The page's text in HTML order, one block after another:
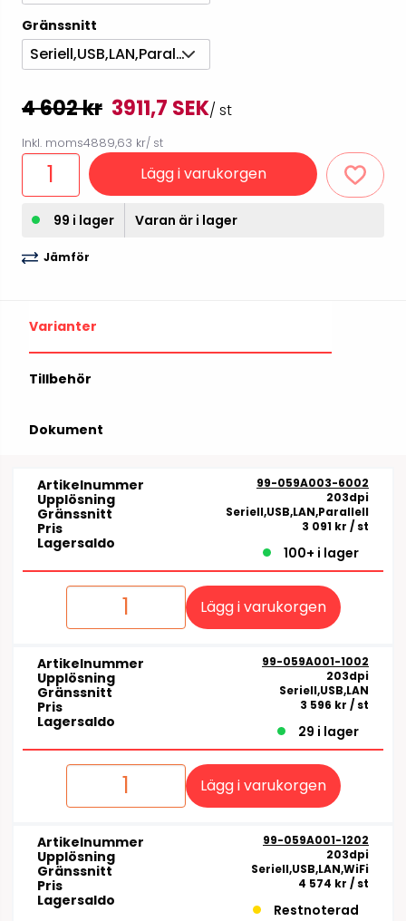
Gränssnitt
Seriell,USB,LAN,Parallell
4 602 kr 3911,7 SEK/ st
Inkl. moms4889,63 kr/ st
Lägg i varukorgen
99 i lager Varan är i lager
Jämför
Varianter
Tillbehör
Dokument
Artikelnummer 99-059A003-6002
Upplösning 203dpi
Gränssnitt Seriell,USB,LAN,Parallell
Pris 3 091 kr / st
Lagersaldo
100+ i lager
Lägg i varukorgen
Artikelnummer 99-059A001-1002
Upplösning 203dpi
Gränssnitt Seriell,USB,LAN
Pris 3 596 kr / st
Lagersaldo
29 i lager
Lägg i varukorgen
Artikelnummer 99-059A001-1202
Upplösning 203dpi
Gränssnitt Seriell,USB,LAN,WiFi
Pris 4 574 kr / st
Lagersaldo
Restnoterad